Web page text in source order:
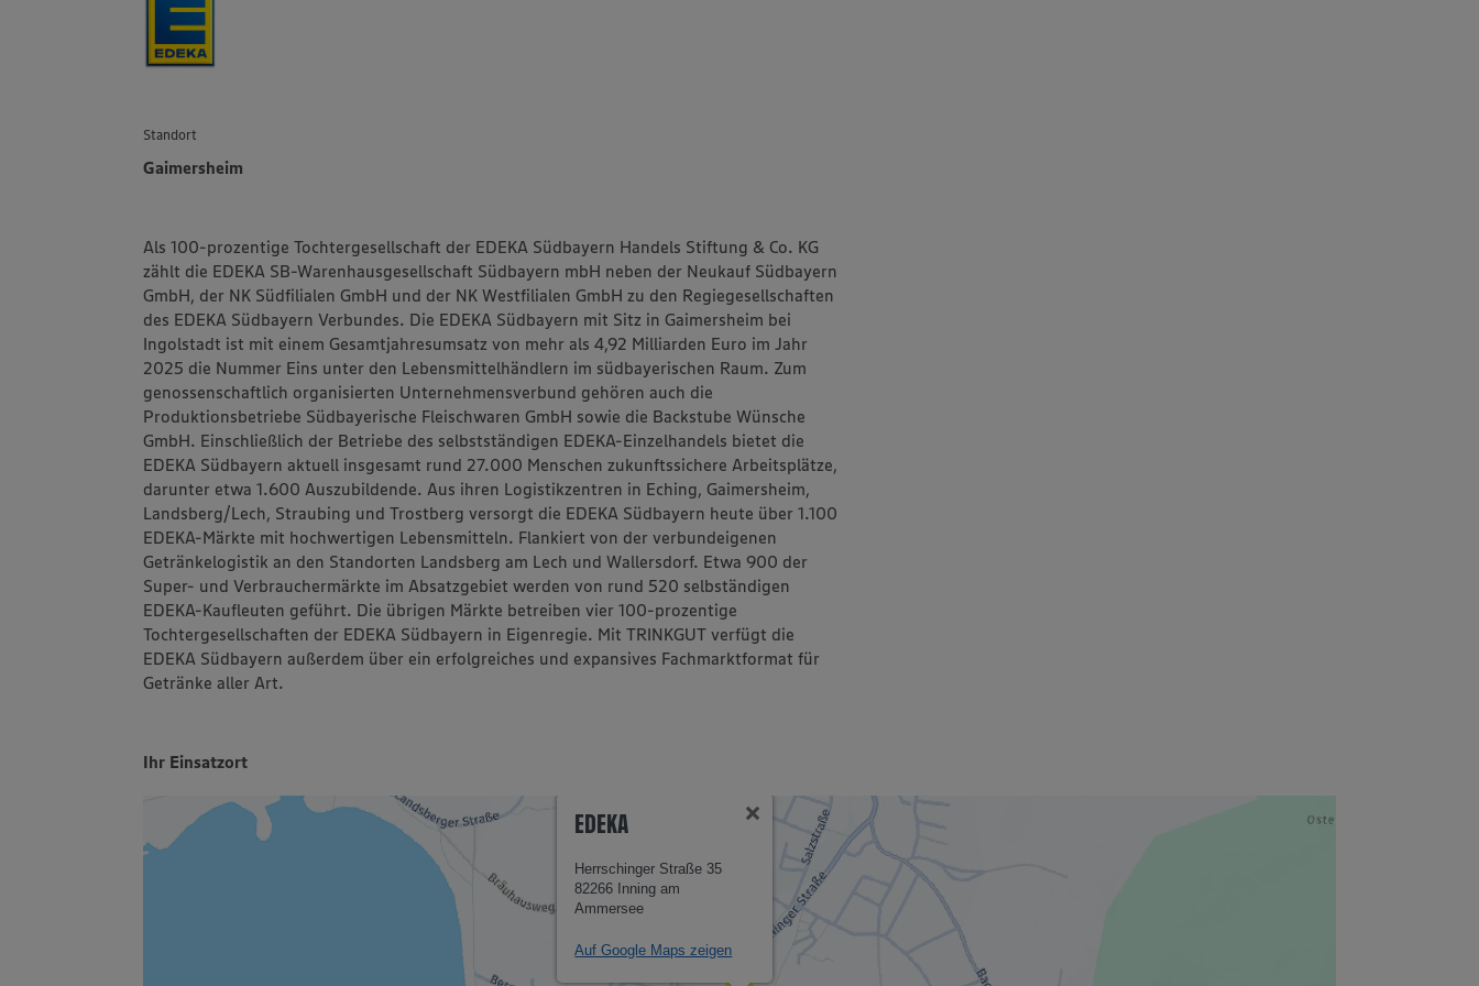
Standort
Gaimersheim
Als 100-prozentige Tochtergesellschaft der EDEKA Südbayern Handels Stiftung & Co. KG
zählt die EDEKA SB-Warenhausgesellschaft Südbayern mbH neben der Neukauf Südbayern
GmbH, der NK Südfilialen GmbH und der NK Westfilialen GmbH zu den Regiegesellschaften
des EDEKA Südbayern Verbundes. Die EDEKA Südbayern mit Sitz in Gaimersheim bei
Ingolstadt ist mit einem Gesamtjahresumsatz von mehr als 4,92 Milliarden Euro im Jahr
2025 die Nummer Eins unter den Lebensmittelhändlern im südbayerischen Raum. Zum
genossenschaftlich organisierten Unternehmensverbund gehören auch die
Produktionsbetriebe Südbayerische Fleischwaren GmbH sowie die Backstube Wünsche
GmbH. Einschließlich der Betriebe des selbstständigen EDEKA-Einzelhandels bietet die
EDEKA Südbayern aktuell insgesamt rund 27.000 Menschen zukunftssichere Arbeitsplätze,
darunter etwa 1.600 Auszubildende. Aus ihren Logistikzentren in Eching, Gaimersheim,
Landsberg/Lech, Straubing und Trostberg versorgt die EDEKA Südbayern heute über 1.100
EDEKA-Märkte mit hochwertigen Lebensmitteln. Flankiert von der verbundeigenen
Getränkelogistik an den Standorten Landsberg am Lech und Wallersdorf. Etwa 900 der
Super- und Verbrauchermärkte im Absatzgebiet werden von rund 520 selbständigen
EDEKA-Kaufleuten geführt. Die übrigen Märkte betreiben vier 100-prozentige
Tochtergesellschaften der EDEKA Südbayern in Eigenregie. Mit TRINKGUT verfügt die
EDEKA Südbayern außerdem über ein erfolgreiches und expansives Fachmarktformat für
Getränke aller Art.
Ihr Einsatzort
EDEKA
Herrschinger Straße 35
82266 Inning am
Ammersee
Auf Google Maps zeigen